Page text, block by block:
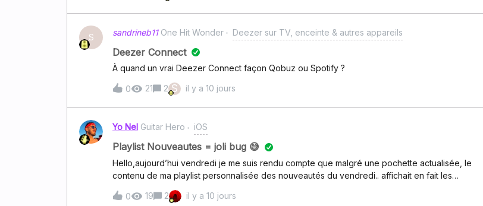
S sandrineb11 One Hit Wonder Deezer sur TV, enceinte & autres appareils
Deezer Connect
À quand un vrai Deezer Connect façon Qobuz ou Spotify ?
0 21 2 S il y a 10 jours
Yo Nel Guitar Hero iOS
Playlist Nouveautes = joli bug 😅
Hello,aujourd’hui vendredi je me suis rendu compte que malgré une pochette actualisée, le
contenu de ma playlist personnalisée des nouveautés du vendredi.. affichait en fait les
nouveautés de la semaine dernière. Par contre, magie, si je clic sur Sauvegarder, alors la
playlist enregistrée est bien une nouvelle playlist fraîche de cette semaine… et donc pas celle
0 19 2 il y a 10 jours